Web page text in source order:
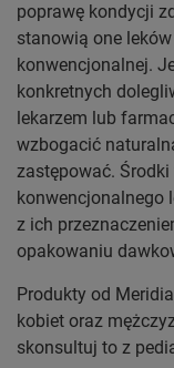
poprawę kondycji
stanowią one
konwencjonalnej.
konkretnych
lekarzem lub
wzbogacić
zastępować.
konwencjonalnego
z ich
opakowaniu
Produkty od
kobiet oraz
skonsultuj to z